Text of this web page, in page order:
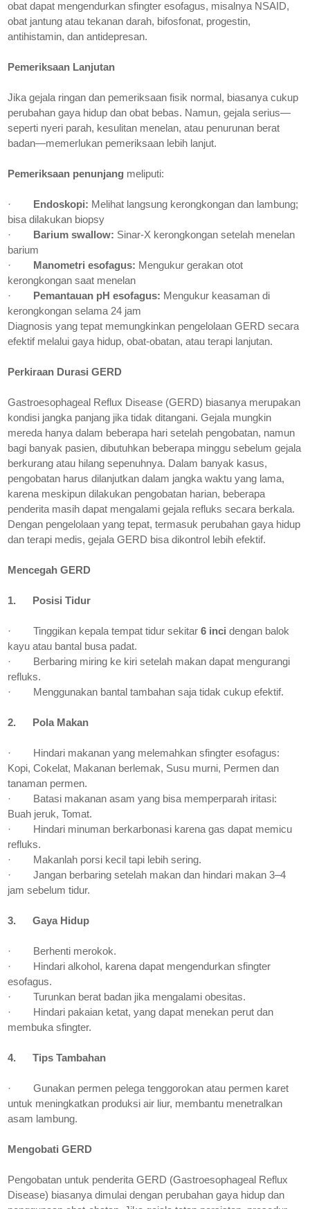
obat dapat mengendurkan sfingter esofagus, misalnya NSAID,
obat jantung atau tekanan darah, bifosfonat, progestin,
antihistamin, dan antidepresan.
Pemeriksaan Lanjutan
Jika gejala ringan dan pemeriksaan fisik normal, biasanya cukup
perubahan gaya hidup dan obat bebas. Namun, gejala serius—
seperti nyeri parah, kesulitan menelan, atau penurunan berat
badan—memerlukan pemeriksaan lebih lanjut.
Pemeriksaan penunjang meliputi:
· Endoskopi: Melihat langsung kerongkongan dan lambung;
bisa dilakukan biopsy
·
Barium swallow: Sinar-X kerongkongan setelah menelan
barium
·
Manometri esofagus: Mengukur gerakan otot
kerongkongan saat menelan
·
Pemantauan pH esofagus: Mengukur keasaman di
kerongkongan selama 24 jam
Diagnosis yang tepat memungkinkan pengelolaan GERD secara
efektif melalui gaya hidup, obat-obatan, atau terapi lanjutan.
Perkiraan Durasi GERD
Gastroesophageal Reflux Disease (GERD) biasanya merupakan
kondisi jangka panjang jika tidak ditangani. Gejala mungkin
mereda hanya dalam beberapa hari setelah pengobatan, namun
bagi banyak pasien, dibutuhkan beberapa minggu sebelum gejala
berkurang atau hilang sepenuhnya. Dalam banyak kasus,
pengobatan harus dilanjutkan dalam jangka waktu yang lama,
karena meskipun dilakukan pengobatan harian, beberapa
penderita masih dapat mengalami gejala refluks secara berkala.
Dengan pengelolaan yang tepat, termasuk perubahan gaya hidup
dan terapi medis, gejala GERD bisa dikontrol lebih efektif.
Mencegah GERD
1. Posisi Tidur
· Tinggikan kepala tempat tidur sekitar6 inci dengan balok
kayu atau bantal busa padat.
·
Berbaring miring ke kiri setelah makan dapat mengurangi
refluks.
·
Menggunakan bantal tambahan saja tidak cukup efektif.
2. Pola Makan
·
Hindari makanan yang melemahkan sfingter esofagus:
Kopi, Cokelat, Makanan berlemak, Susu murni, Permen dan
tanaman permen.
·
Batasi makanan asam yang bisa memperparah iritasi:
Buah jeruk, Tomat.
·
Hindari minuman berkarbonasi karena gas dapat memicu
refluks.
·
Makanlah porsi kecil tapi lebih sering.
·
Jangan berbaring setelah makan dan hindari makan 3–4
jam sebelum tidur.
3. Gaya Hidup
·
Berhenti merokok.
·
Hindari alkohol, karena dapat mengendurkan sfingter
esofagus.
·
Turunkan berat badan jika mengalami obesitas.
·
Hindari pakaian ketat, yang dapat menekan perut dan
membuka sfingter.
4. Tips Tambahan
·
Gunakan permen pelega tenggorokan atau permen karet
untuk meningkatkan produksi air liur, membantu menetralkan
asam lambung.
Mengobati GERD
Pengobatan untuk penderita GERD (Gastroesophageal Reflux
Disease) biasanya dimulai dengan perubahan gaya hidup dan